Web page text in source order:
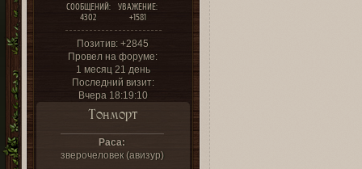
СООБЩЕНИЙ:
4302
УВАЖЕНИЕ:
+1581
Позитив: +2845
Провел на форуме:
1 месяц 21 день
Последний визит:
Вчера 18:19:10
Тонморт
Раса:
зверочеловек (авизур)